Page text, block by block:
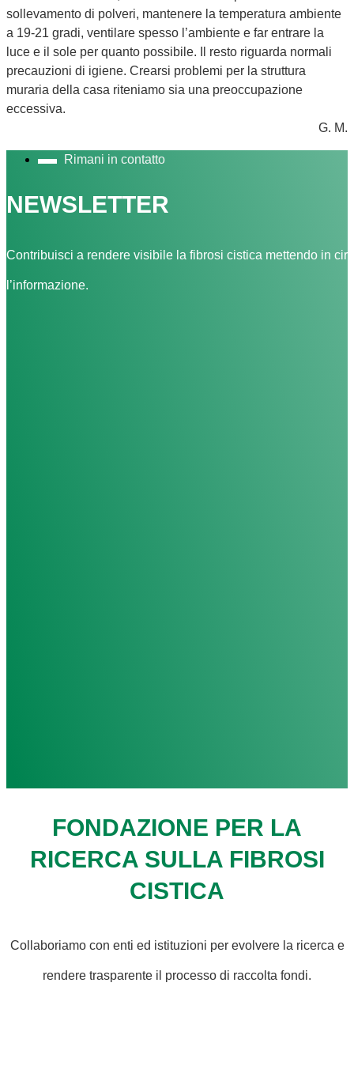
sollevamento di polveri, mantenere la temperatura ambiente
a 19-21 gradi, ventilare spesso l’ambiente e far entrare la
luce e il sole per quanto possibile. Il resto riguarda normali
precauzioni di igiene. Crearsi problemi per la struttura
muraria della casa riteniamo sia una preoccupazione
eccessiva.
G. M.
Rimani in contatto
NEWSLETTER
Contribuisci a rendere visibile la fibrosi cistica mettendo in
l’informazione.
FONDAZIONE PER LA
RICERCA SULLA FIBROSI
CISTICA
Collaboriamo con enti ed istituzioni per evolvere la ricerca e
rendere trasparente il processo di raccolta fondi.